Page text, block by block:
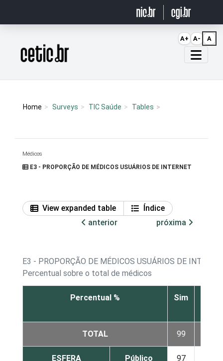
Página inicial
Home Surveys TIC Saúde Tables
Médicos
E3 - PROPORÇÃO DE MÉDICOS USUÁRIOS DE INTERNET
View expanded table
Índice
anterior
próxima
E3 - PROPORÇÃO DE MÉDICOS USUÁRIOS DE
Percentual sobre o total de médicos
Percentual % Sim
TOTAL 99
ESFERA
Público 97
A+ A- A